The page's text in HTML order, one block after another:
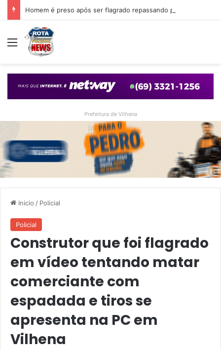
Menu
Prefeitura de Vilhena
Inicio / Policial
Policial
Construtor que foi flagrado
em vídeo tentando matar
comerciante com
espadada e tiros se
apresenta na PC em
Vilhena